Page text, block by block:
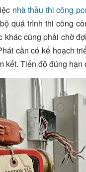
nhà thầu thi công
quá trình thi công
khác cũng phải chờ
cần có kế hoạch
kết. Tiến độ đúng